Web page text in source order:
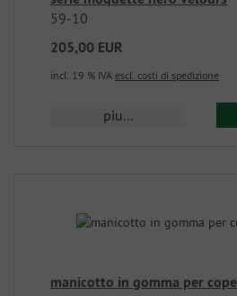
59-10
205,00 EUR
incl. 19 % IVA escl. costi di spedizione
piu...
manicotto in gomma per